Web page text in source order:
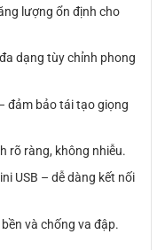
lượng ổn định cho
dạng tùy chỉnh phong
đảm bảo tái tạo giọng
rõ ràng, không nhiễu.
USB – dễ dàng kết nối
và chống va đập.